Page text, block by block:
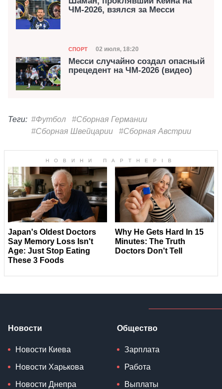
ЧМ-2026, взялся за Месси
Категория
СПОРТ Дата публикации
02 июля, 18:20
Месси случайно создал опасный
прецедент на ЧМ-2026 (видео)
Теги: #Футбол
#Сборная Германии
#Сборная Швейцарии
#Сборная Австрии
Новости
Новости Киева
Новости Харькова
Новости Днепра
Общество
Зарплата
Работа
Выплаты